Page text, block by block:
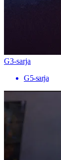
G3-sarja
G5-sarja